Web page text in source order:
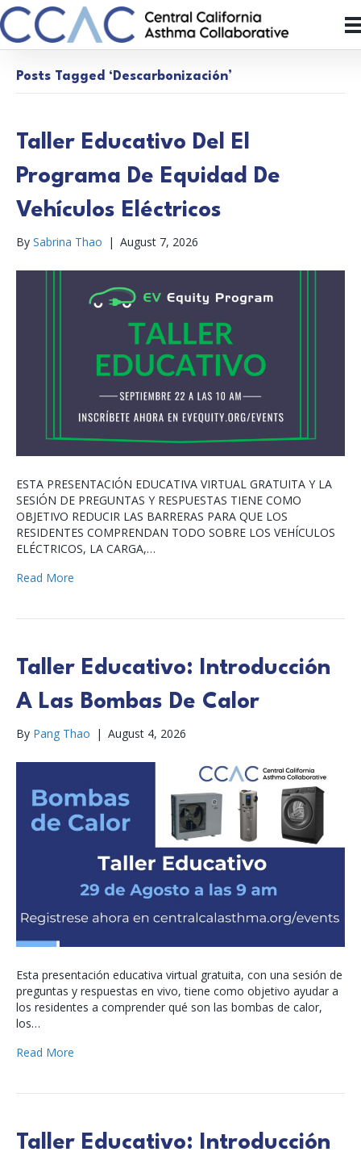
Posts Tagged ‘Descarbonización’
Taller Educativo Del El
Programa De Equidad De
Vehículos Eléctricos
By Sabrina Thao | August 7, 2026
ESTA PRESENTACIÓN EDUCATIVA VIRTUAL GRATUITA Y LA
SESIÓN DE PREGUNTAS Y RESPUESTAS TIENE COMO
OBJETIVO REDUCIR LAS BARRERAS PARA QUE LOS
RESIDENTES COMPRENDAN TODO SOBRE LOS VEHÍCULOS
ELÉCTRICOS, LA CARGA,…
Read More
Taller Educativo: Introducción
A Las Bombas De Calor
By Pang Thao | August 4, 2026
Esta presentación educativa virtual gratuita, con una sesión de
preguntas y respuestas en vivo, tiene como objetivo ayudar a
los residentes a comprender qué son las bombas de calor,
los…
Read More
Taller Educativo: Introducción